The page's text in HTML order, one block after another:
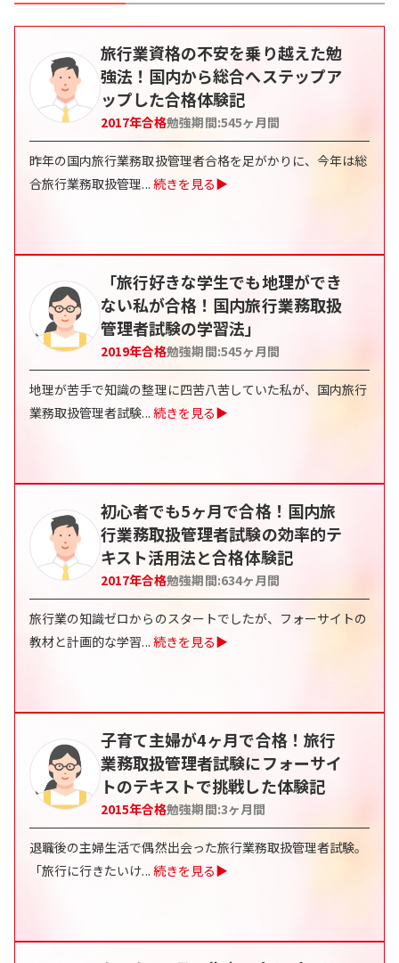
旅行業資格の不安を乗り越えた勉
強法！国内から総合へステップア
ップした合格体験記
2017年合格勉強期間:545ヶ月間
昨年の国内旅行業務取扱管理者合格を足がかりに、今年は総
合旅行業務取扱管理... 続きを見る▶
「旅行好きな学生でも地理ができ
ない私が合格！国内旅行業務取扱
管理者試験の学習法」
2019年合格勉強期間:545ヶ月間
地理が苦手で知識の整理に四苦八苦していた私が、国内旅行
業務取扱管理者試験... 続きを見る▶
初心者でも5ヶ月で合格！国内旅
行業務取扱管理者試験の効率的テ
キスト活用法と合格体験記
2017年合格勉強期間:634ヶ月間
旅行業の知識ゼロからのスタートでしたが、フォーサイトの
教材と計画的な学習... 続きを見る▶
子育て主婦が4ヶ月で合格！旅行
業務取扱管理者試験にフォーサイ
トのテキストで挑戦した体験記
2015年合格勉強期間:3ヶ月間
退職後の主婦生活で偶然出会った旅行業務取扱管理者試験。
「旅行に行きたいけ... 続きを見る▶